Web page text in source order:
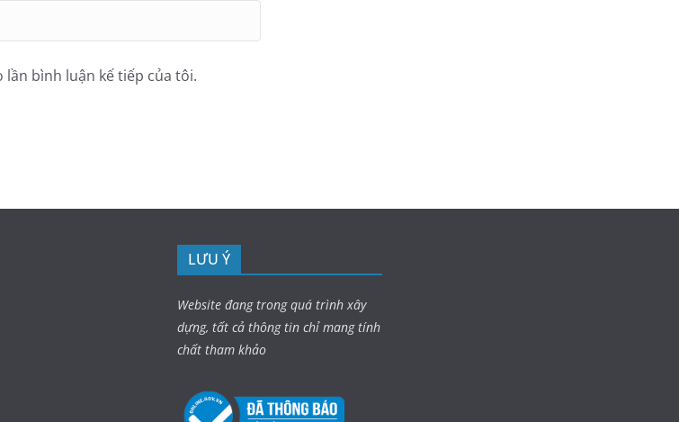
bình luận kế tiếp của tôi.
LƯU Ý
Website đang trong quá trình xây
dựng, tất cả thông tin chỉ mang tính
chất tham khảo